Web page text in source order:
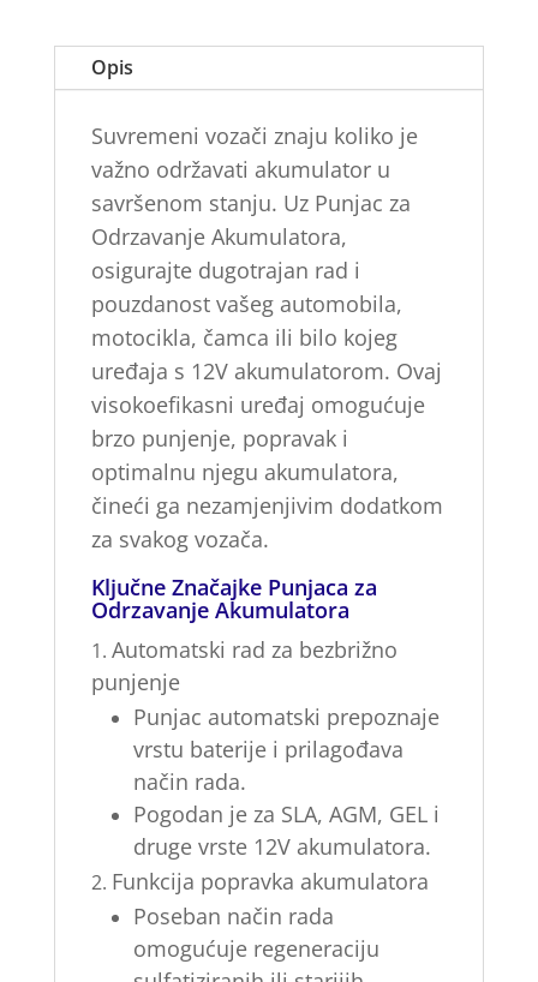
Opis
Suvremeni vozači znaju koliko je
važno održavati akumulator u
savršenom stanju. Uz Punjac za
Odrzavanje Akumulatora,
osigurajte dugotrajan rad i
pouzdanost vašeg automobila,
motocikla, čamca ili bilo kojeg
uređaja s 12V akumulatorom. Ovaj
visokoefikasni uređaj omogućuje
brzo punjenje, popravak i
optimalnu njegu akumulatora,
čineći ga nezamjenjivim dodatkom
za svakog vozača.
Ključne Značajke Punjaca za
Odrzavanje Akumulatora
Automatski rad za bezbrižno
punjenje
Punjac automatski prepoznaje
vrstu baterije i prilagođava
način rada.
Pogodan je za SLA, AGM, GEL i
druge vrste 12V akumulatora.
Funkcija popravka akumulatora
Poseban način rada
omogućuje regeneraciju